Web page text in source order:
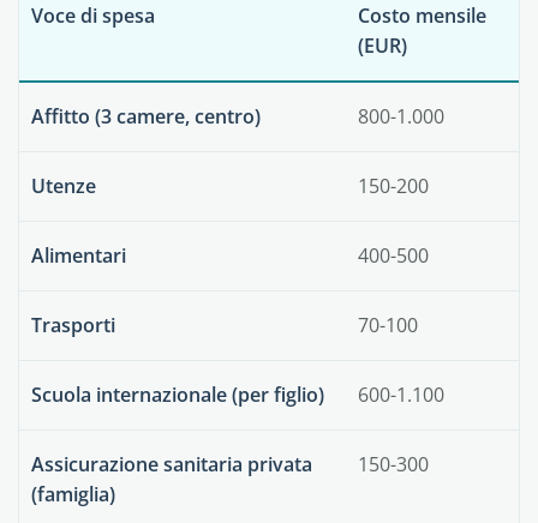
Voce di spesa
Costo mensile
(EUR)
Affitto (3 camere, centro) 800-1.000
Utenze 150-200
Alimentari 400-500
Trasporti 70-100
Scuola internazionale (per figlio) 600-1.100
Assicurazione sanitaria privata
(famiglia)
150-300